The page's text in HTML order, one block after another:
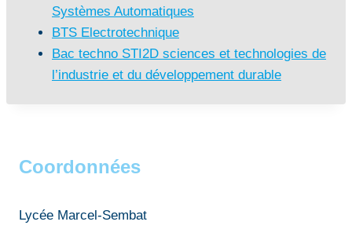
Systèmes Automatiques
BTS Electrotechnique
Bac techno STI2D sciences et technologies de
l’industrie et du développement durable
Coordonnées
Lycée Marcel-Sembat